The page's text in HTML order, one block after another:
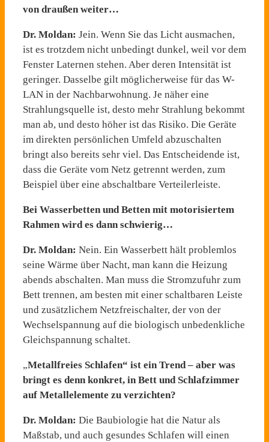
von draußen weiter…
Dr. Moldan: Jein. Wenn Sie das Licht ausmachen,
ist es trotzdem nicht unbedingt dunkel, weil vor dem
Fenster Laternen stehen. Aber deren Intensität ist
geringer. Dasselbe gilt möglicherweise für das W-
LAN in der Nachbarwohnung. Je näher eine
Strahlungsquelle ist, desto mehr Strahlung bekommt
man ab, und desto höher ist das Risiko. Die Geräte
im direkten persönlichen Umfeld abzuschalten
bringt also bereits sehr viel. Das Entscheidende ist,
dass die Geräte vom Netz getrennt werden, zum
Beispiel über eine abschaltbare Verteilerleiste.
Bei Wasserbetten und Betten mit motorisiertem
Rahmen wird es dann schwierig…
Dr. Moldan: Nein. Ein Wasserbett hält problemlos
seine Wärme über Nacht, man kann die Heizung
abends abschalten. Man muss die Stromzufuhr zum
Bett trennen, am besten mit einer schaltbaren Leiste
und zusätzlichem Netzfreischalter, der von der
Wechselspannung auf die biologisch unbedenkliche
Gleichspannung schaltet.
„Metallfreies Schlafen“ ist ein Trend – aber was
bringt es denn konkret, in Bett und Schlafzimmer
auf Metallelemente zu verzichten?
Dr. Moldan: Die Baubiologie hat die Natur als
Maßstab, und auch gesundes Schlafen will einen